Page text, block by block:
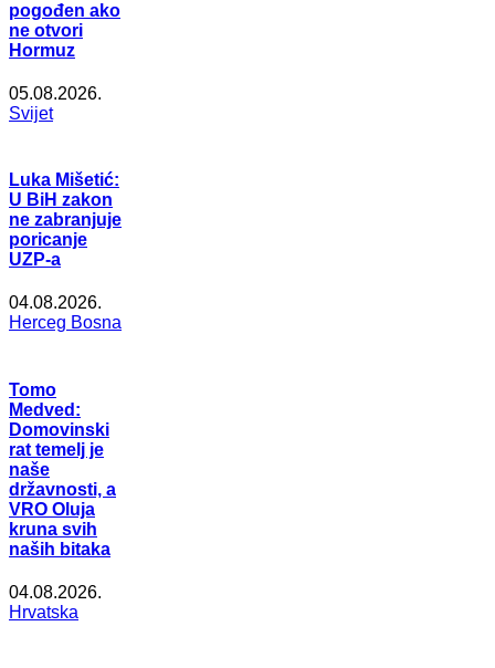
pogođen ako
ne otvori
Hormuz
05.08.2026.
Svijet
Luka Mišetić:
U BiH zakon
ne zabranjuje
poricanje
UZP-a
04.08.2026.
Herceg Bosna
Tomo
Medved:
Domovinski
rat temelj je
naše
državnosti, a
VRO Oluja
kruna svih
naših bitaka
04.08.2026.
Hrvatska